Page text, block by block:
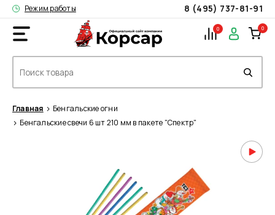
Режим работы 8 (495) 737-81-91
0 0
Главная
Бенгальские огни
Бенгальские свечи 6 шт 210 мм в пакете "Спектр"